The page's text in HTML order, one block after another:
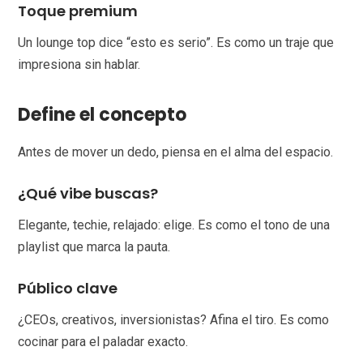
Toque premium
Un lounge top dice “esto es serio”. Es como un traje que
impresiona sin hablar.
Define el concepto
Antes de mover un dedo, piensa en el alma del espacio.
¿Qué vibe buscas?
Elegante, techie, relajado: elige. Es como el tono de una
playlist que marca la pauta.
Público clave
¿CEOs, creativos, inversionistas? Afina el tiro. Es como
cocinar para el paladar exacto.